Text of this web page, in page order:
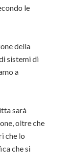
le
della
sistemi di
a
sarà
oltre che
che lo
che si